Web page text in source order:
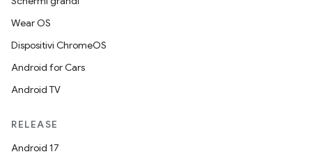
Wear OS
Dispositivi ChromeOS
Android for Cars
Android TV
RELEASE
Android 17